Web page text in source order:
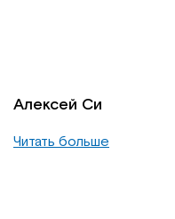
Алексей Си
Читать больше